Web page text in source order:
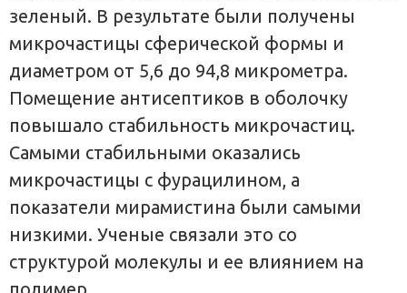
зеленый. В результате были получены
микрочастицы сферической формы и
диаметром от 5,6 до 94,8 микрометра.
Помещение антисептиков в оболочку
повышало стабильность микрочастиц.
Самыми стабильными оказались
микрочастицы с фурацилином, а
показатели мирамистина были самыми
низкими. Ученые связали это со
структурой молекулы и ее влиянием на
полимер.